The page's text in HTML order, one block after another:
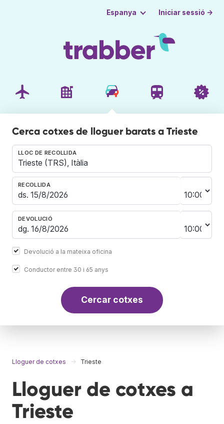
Espanya Iniciar sessió →
Cerca cotxes de lloguer barats a Trieste
LLOC DE RECOLLIDA
RECOLLIDA
DEVOLUCIÓ
Devolució a la mateixa oficina
Conductor entre 30 i 65 anys
Cercar cotxes
Lloguer de cotxes Trieste
Lloguer de cotxes a
Trieste